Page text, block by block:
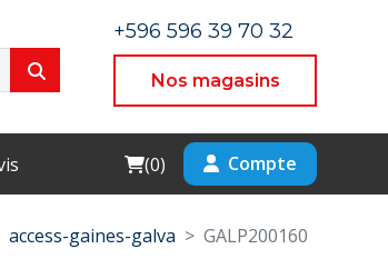
+596 596 39 70 32
Nos magasins
Cart
(0) Compte
access-gaines-galva GALP200160